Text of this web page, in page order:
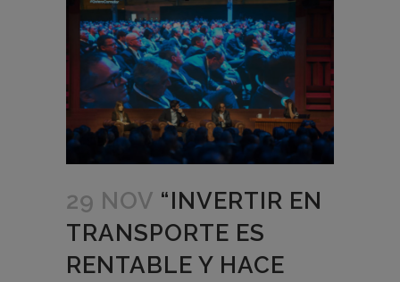
29 NOV “INVERTIR EN
TRANSPORTE ES
RENTABLE Y HACE